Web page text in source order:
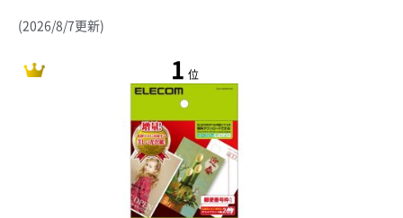
(2026/8/7更新)
1 位